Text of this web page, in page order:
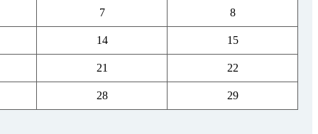
7 8
14 15
21 22
28 29